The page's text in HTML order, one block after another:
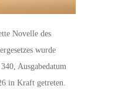
Novelle des
wurde
Ausgabedatum
in Kraft getreten.